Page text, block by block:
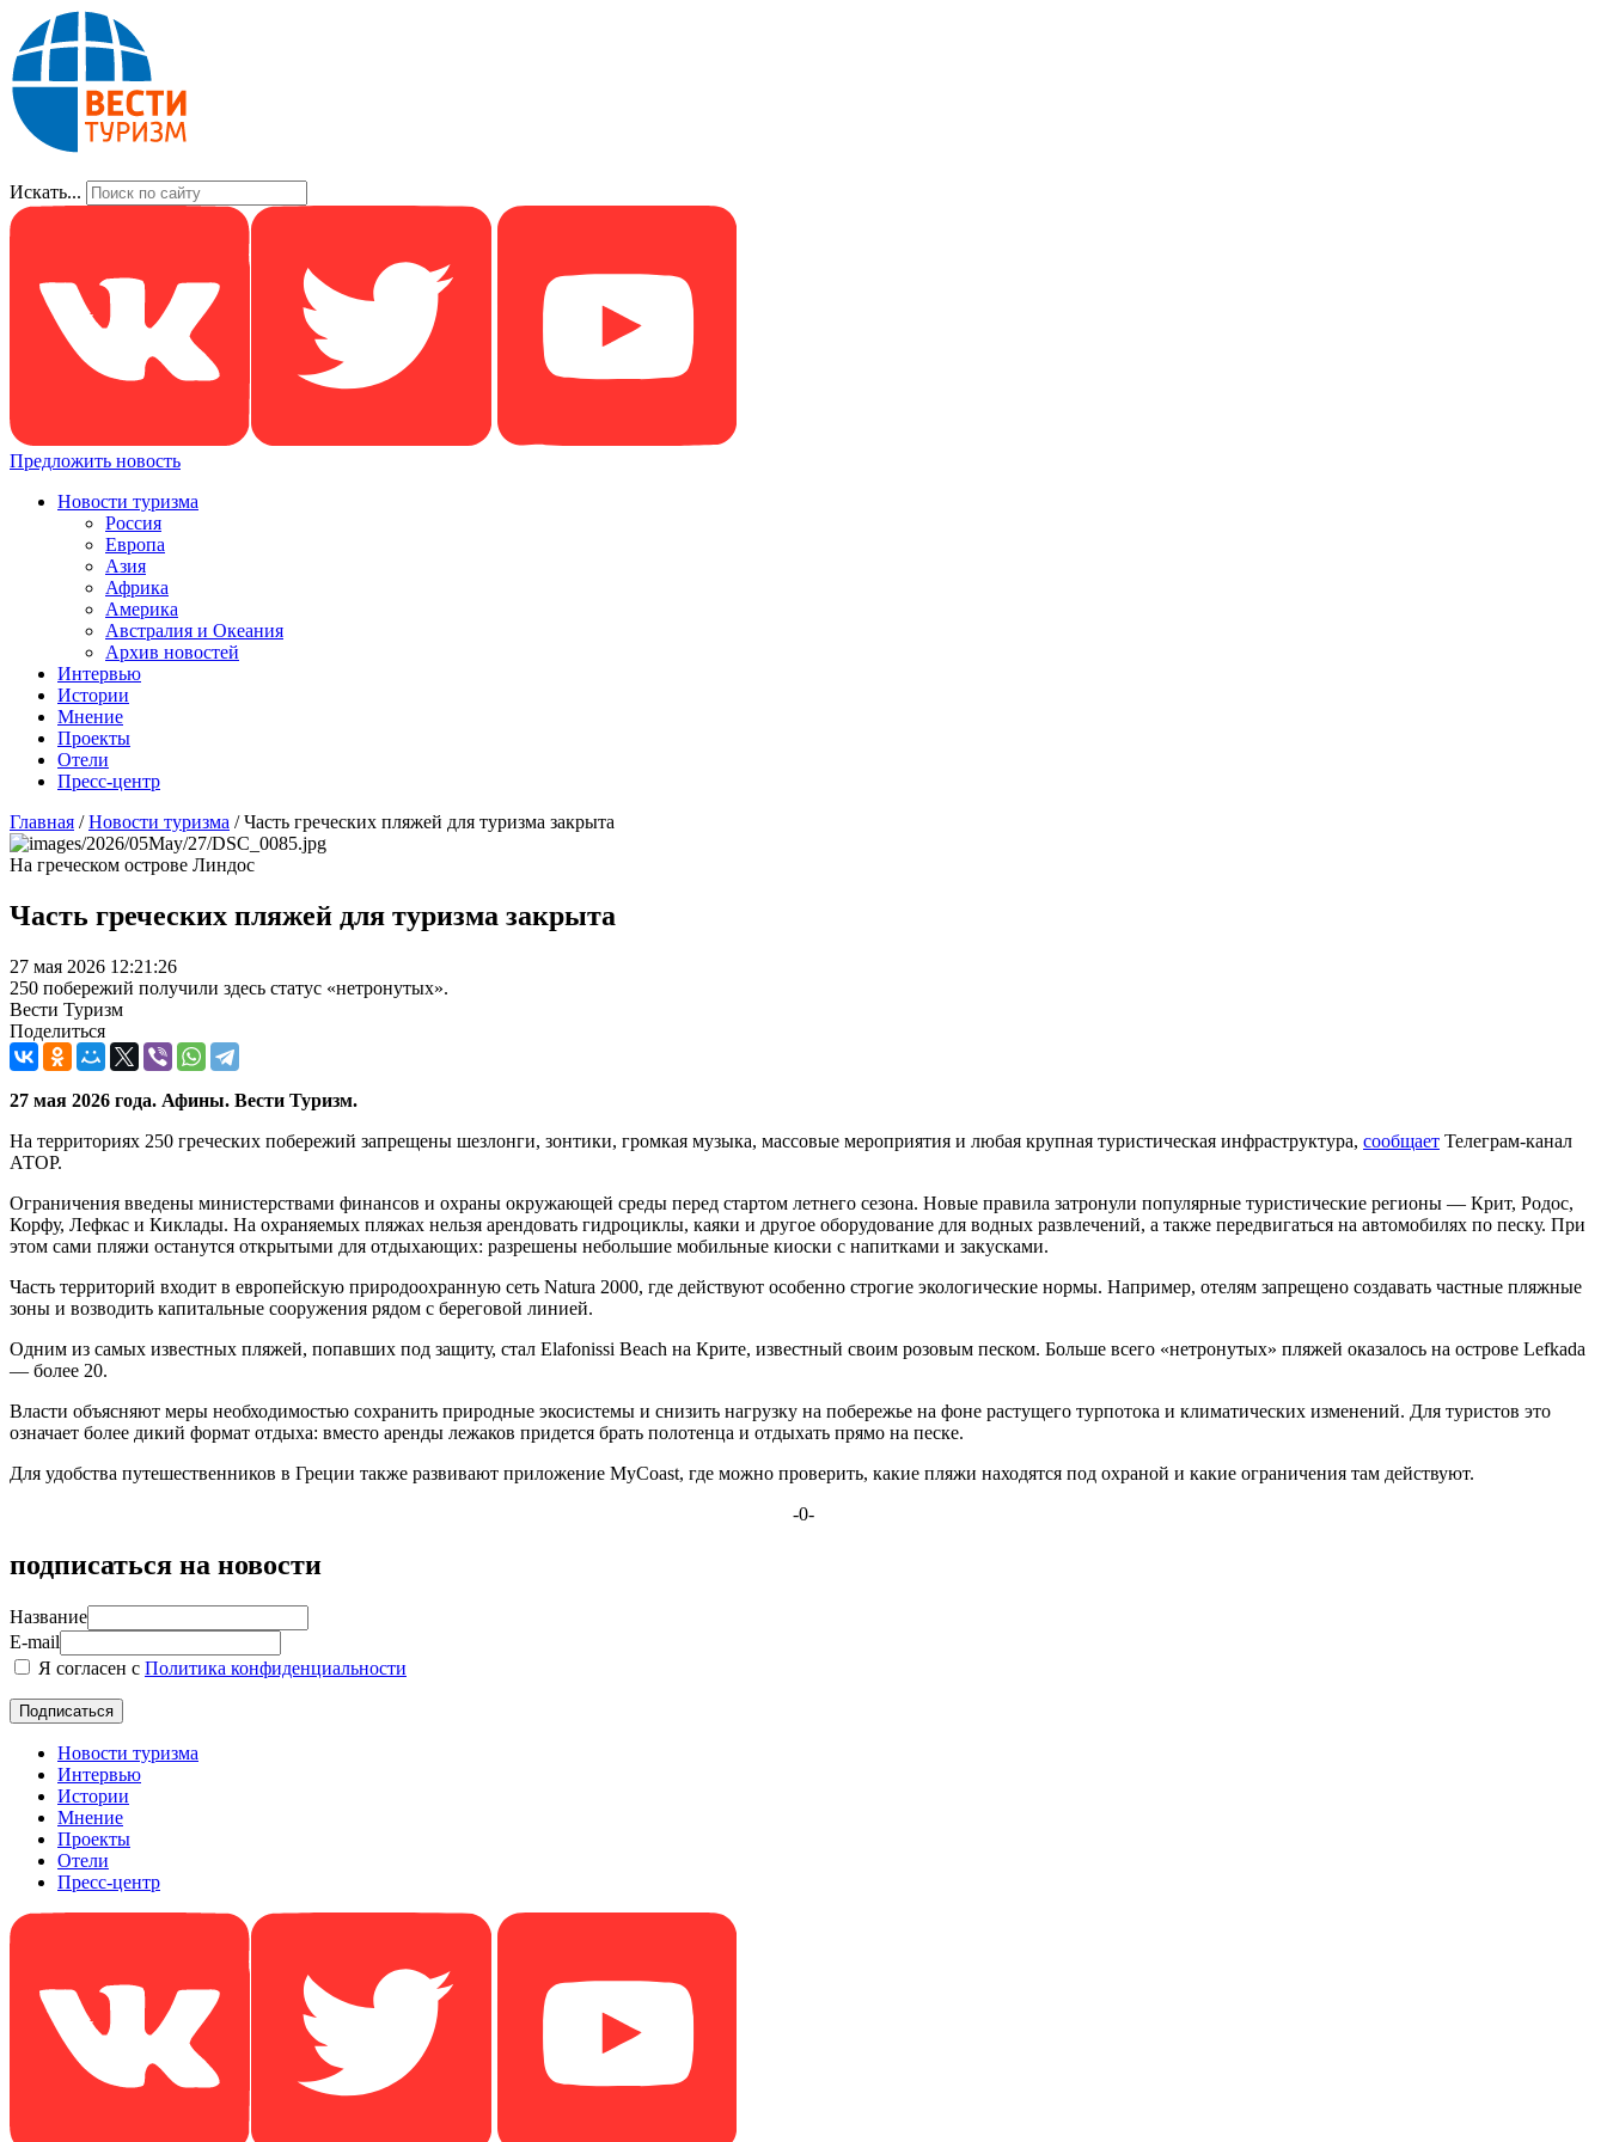
Искать...
Предложить новость
Новости туризма
Россия
Европа
Азия
Африка
Америка
Австралия и Океания
Архив новостей
Интервью
Истории
Мнение
Проекты
Отели
Пресс-центр
Главная /Новости туризма /Часть греческих пляжей для туризма закрыта
На греческом острове Линдос
Часть греческих пляжей для туризма закрыта
27 мая 2026 12:21:26
250 побережий получили здесь статус «нетронутых».
Вести Туризм
Поделиться
27 мая 2026 года. Афины. Вести Туризм.
На территориях 250 греческих побережий запрещены шезлонги, зонтики, громкая музыка, массовые мероприятия и любая крупная туристическая инфраструктура, сообщает Телеграм-канал
АТОР.
Ограничения введены министерствами финансов и охраны окружающей среды перед стартом летнего сезона. Новые правила затронули популярные туристические регионы — Крит, Родос,
Корфу, Лефкас и Киклады. На охраняемых пляжах нельзя арендовать гидроциклы, каяки и другое оборудование для водных развлечений, а также передвигаться на автомобилях по песку. При
этом сами пляжи останутся открытыми для отдыхающих: разрешены небольшие мобильные киоски с напитками и закусками.
Часть территорий входит в европейскую природоохранную сеть Natura 2000, где действуют особенно строгие экологические нормы. Например, отелям запрещено создавать частные пляжные
зоны и возводить капитальные сооружения рядом с береговой линией.
Одним из самых известных пляжей, попавших под защиту, стал Elafonissi Beach на Крите, известный своим розовым песком. Больше всего «нетронутых» пляжей оказалось на острове Lefkada
— более 20.
Власти объясняют меры необходимостью сохранить природные экосистемы и снизить нагрузку на побережье на фоне растущего турпотока и климатических изменений. Для туристов это
означает более дикий формат отдыха: вместо аренды лежаков придется брать полотенца и отдыхать прямо на песке.
Для удобства путешественников в Греции также развивают приложение MyCoast, где можно проверить, какие пляжи находятся под охраной и какие ограничения там действуют.
-0-
подписаться на новости
Название
E-mail
Я согласен с Политика конфиденциальности
Новости туризма
Интервью
Истории
Мнение
Проекты
Отели
Пресс-центр